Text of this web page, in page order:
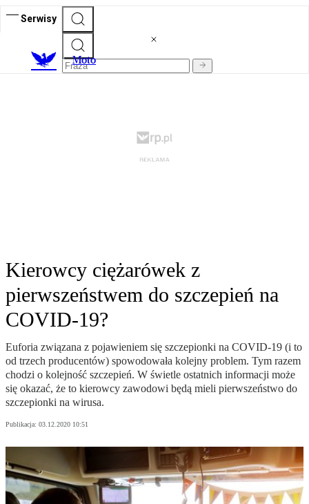
Serwisy
Moto
Kierowcy ciężarówek z
pierwszeństwem do szczepień na
COVID-19?
Euforia związana z pojawieniem się szczepionki na COVID-19 (i to
od trzech producentów) spowodowała kolejny problem. Tym razem
chodzi o kolejność szczepień. W świetle ostatnich informacji może
się okazać, że to kierowcy zawodowi będą mieli pierwszeństwo do
szczepionki na wirusa.
Publikacja: 03.12.2020 10:51